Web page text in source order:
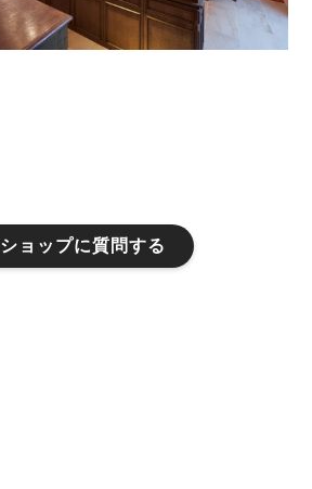
ショップに質問する